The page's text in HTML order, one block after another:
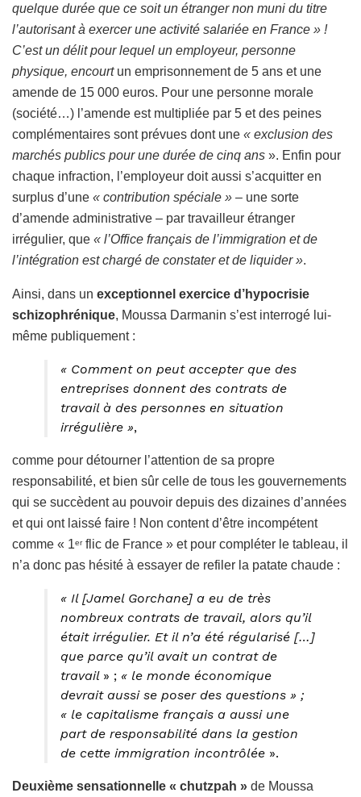
quelque durée que ce soit un étranger non muni du titre
l’autorisant à exercer une activité salariée en France » !
C’est un délit pour lequel un employeur, personne
physique, encourt un emprisonnement de 5 ans et une
amende de 15 000 euros. Pour une personne morale
(société…) l’amende est multipliée par 5 et des peines
complémentaires sont prévues dont une « exclusion des
marchés publics pour une durée de cinq ans ». Enfin pour
chaque infraction, l’employeur doit aussi s’acquitter en
surplus d’une « contribution spéciale » – une sorte
d’amende administrative – par travailleur étranger
irrégulier, que « l’Office français de l’immigration et de
l’intégration est chargé de constater et de liquider ».
Ainsi, dans un exceptionnel exercice d’hypocrisie
schizophrénique, Moussa Darmanin s’est interrogé lui-
même publiquement :
« Comment on peut accepter que des
entreprises donnent des contrats de
travail à des personnes en situation
irrégulière »,
comme pour détourner l’attention de sa propre
responsabilité, et bien sûr celle de tous les gouvernements
qui se succèdent au pouvoir depuis des dizaines d’années
et qui ont laissé faire ! Non content d’être incompétent
comme « 1erflic de France » et pour compléter le tableau, il
n’a donc pas hésité à essayer de refiler la patate chaude :
« Il [Jamel Gorchane] a eu de très
nombreux contrats de travail, alors qu’il
était irrégulier. Et il n’a été régularisé […]
que parce qu’il avait un contrat de
travail » ; « le monde économique
devrait aussi se poser des questions » ;
« le capitalisme français a aussi une
part de responsabilité dans la gestion
de cette immigration incontrôlée ».
Deuxième sensationnelle « chutzpah » de Moussa